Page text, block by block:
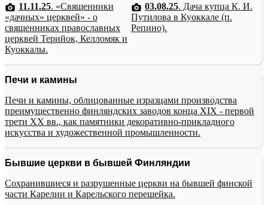
11.11.25. «Священники
«дачных» церквей» - о
священниках православных
церквей Терийок, Келломяк и
Куоккалы.
03.08.25. Дача купца К. И.
Путилова в Куоккале (п.
Репино).
Печи и камины
Печи и камины, облицованные изразцами производства
преимущественно финляндских заводов конца XIX - первой
трети XX вв., как памятники декоративно-прикладного
искусства и художественной промышленности.
Бывшие церкви в бывшей Финляндии
Сохранившиеся и разрушенные церкви на бывшей финской
части Карелии и Карельского перешейка.